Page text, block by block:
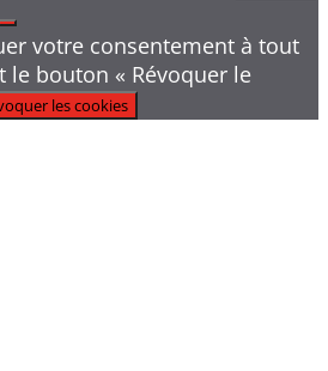
votre consentement à tout
bouton « Révoquer le
les cookies